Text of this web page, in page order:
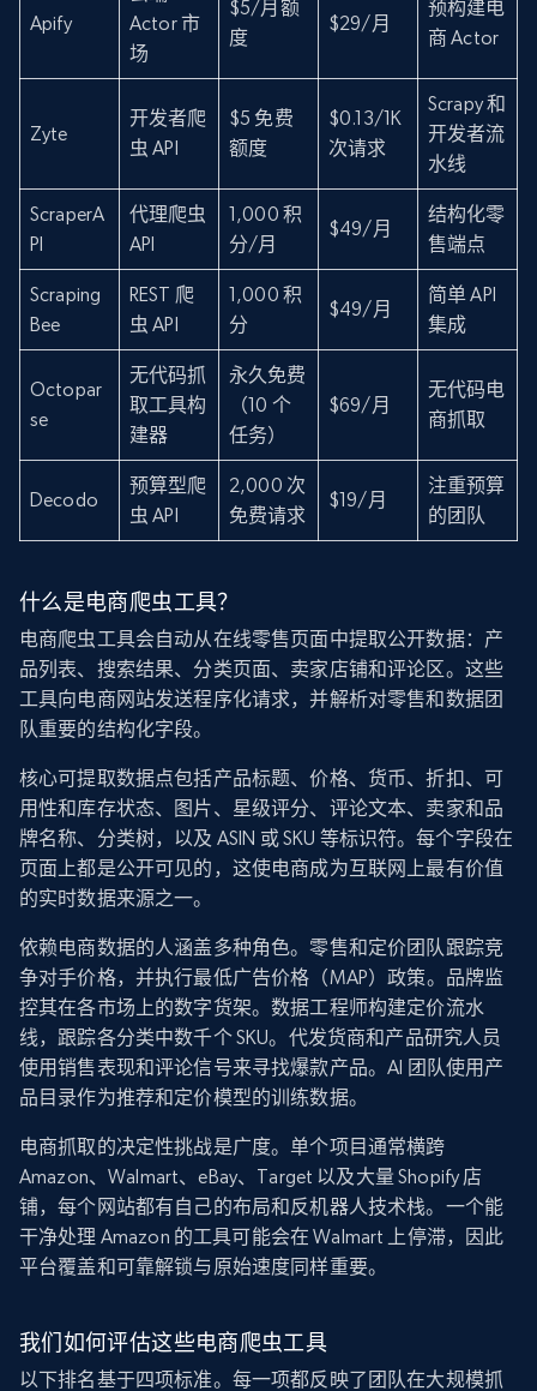
Apify
Actor 市
场
$5/月额
度
$29/月
预构建电
商 Actor
Zyte
开发者爬
虫 API
$5 免费
额度
$0.13/1K
次请求
Scrapy 和
开发者流
水线
ScraperA
PI
代理爬虫
API
1,000 积
分/月
$49/月
结构化零
售端点
Scraping
Bee
REST 爬
虫 API
1,000 积
分
$49/月
简单 API
集成
Octopar
se
无代码抓
取工具构
建器
永久免费
（10 个
任务）
$69/月
无代码电
商抓取
Decodo
预算型爬
虫 API
2,000 次
免费请求
$19/月
注重预算
的团队
什么是电商爬虫工具？
电商爬虫工具会自动从在线零售页面中提取公开数据：产
品列表、搜索结果、分类页面、卖家店铺和评论区。这些
工具向电商网站发送程序化请求，并解析对零售和数据团
队重要的结构化字段。
核心可提取数据点包括产品标题、价格、货币、折扣、可
用性和库存状态、图片、星级评分、评论文本、卖家和品
牌名称、分类树，以及 ASIN 或 SKU 等标识符。每个字段在
页面上都是公开可见的，这使电商成为互联网上最有价值
的实时数据来源之一。
依赖电商数据的人涵盖多种角色。零售和定价团队跟踪竞
争对手价格，并执行最低广告价格（MAP）政策。品牌监
控其在各市场上的数字货架。数据工程师构建定价流水
线，跟踪各分类中数千个 SKU。代发货商和产品研究人员
使用销售表现和评论信号来寻找爆款产品。AI 团队使用产
品目录作为推荐和定价模型的训练数据。
电商抓取的决定性挑战是广度。单个项目通常横跨
Amazon、Walmart、eBay、Target 以及大量 Shopify 店
铺，每个网站都有自己的布局和反机器人技术栈。一个能
干净处理 Amazon 的工具可能会在 Walmart 上停滞，因此
平台覆盖和可靠解锁与原始速度同样重要。
我们如何评估这些电商爬虫工具
以下排名基于四项标准。每一项都反映了团队在大规模抓